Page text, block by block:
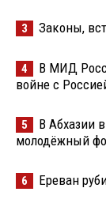
3 Законы,
4
В МИД
войне с
5
В Абхазии
молодёжный
6 Ереван